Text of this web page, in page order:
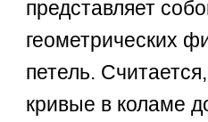
представляет
геометрических
петель.
кривые в коламе